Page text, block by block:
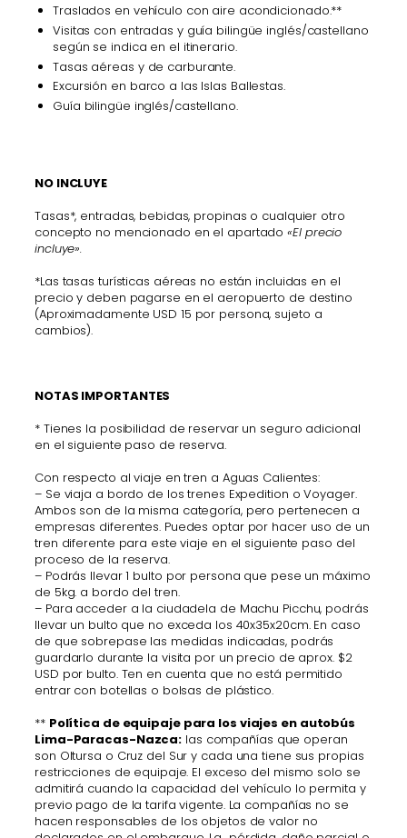
Traslados en vehículo con aire acondicionado.**
Visitas con entradas y guía bilingüe inglés/castellano
según se indica en el itinerario.
Tasas aéreas y de carburante.
Excursión en barco a las Islas Ballestas.
Guía bilingüe inglés/castellano.
NO INCLUYE
Tasas*, entradas, bebidas, propinas o cualquier otro
concepto no mencionado en el apartado «El precio
incluye».
*Las tasas turísticas aéreas no están incluidas en el
precio y deben pagarse en el aeropuerto de destino
(Aproximadamente USD 15 por persona, sujeto a
cambios).
NOTAS IMPORTANTES
* Tienes la posibilidad de reservar un seguro adicional
en el siguiente paso de reserva.
Con respecto al viaje en tren a Aguas Calientes:
– Se viaja a bordo de los trenes Expedition o Voyager.
Ambos son de la misma categoría, pero pertenecen a
empresas diferentes. Puedes optar por hacer uso de un
tren diferente para este viaje en el siguiente paso del
proceso de la reserva.
– Podrás llevar 1 bulto por persona que pese un máximo
de 5kg. a bordo del tren.
– Para acceder a la ciudadela de Machu Picchu, podrás
llevar un bulto que no exceda los 40x35x20cm. En caso
de que sobrepase las medidas indicadas, podrás
guardarlo durante la visita por un precio de aprox. $2
USD por bulto. Ten en cuenta que no está permitido
entrar con botellas o bolsas de plástico.
** Política de equipaje para los viajes en autobús
Lima-Paracas-Nazca: las compañías que operan
son Oltursa o Cruz del Sur y cada una tiene sus propias
restricciones de equipaje. El exceso del mismo solo se
admitirá cuando la capacidad del vehículo lo permita y
previo pago de la tarifa vigente. La compañías no se
hacen responsables de los objetos de valor no